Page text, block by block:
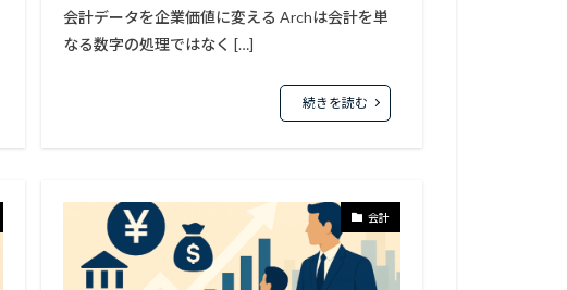
会計データを企業価値に変える Archは会計を単
なる数字の処理ではなく […]
続きを読む
会計